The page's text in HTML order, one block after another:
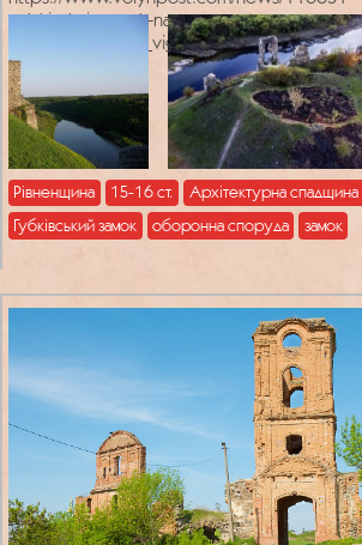
gubkivskyj-zamok-na-retro-
svitlynah#google_vignette. – Назва з
екрана.
Рівненщина 15-16 ст.
Архітектурна спадщина
Губківський замок
оборонна споруда замок